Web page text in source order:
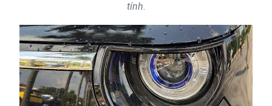
tính.